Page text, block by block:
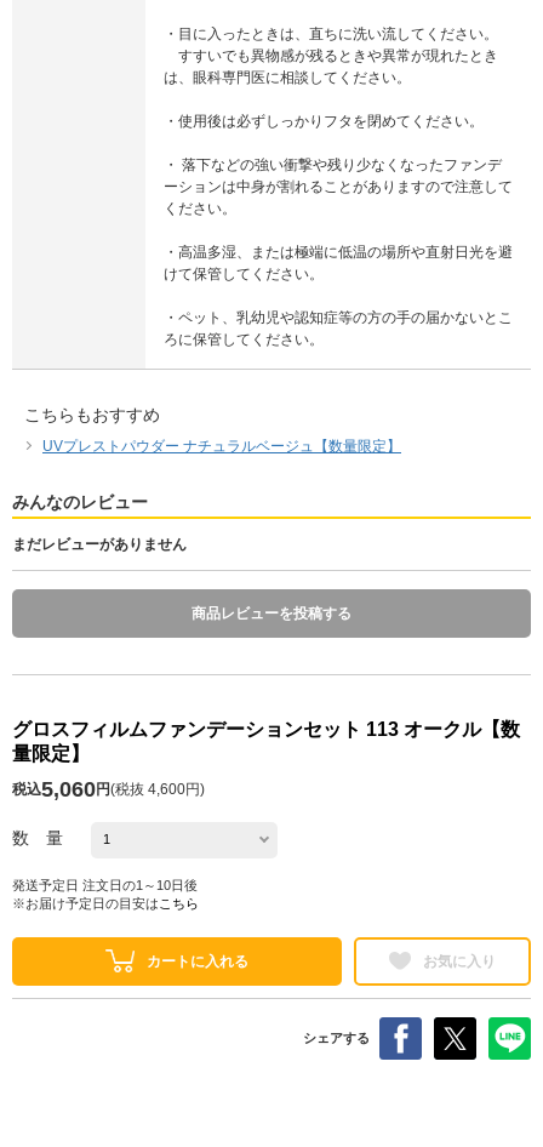
・目に入ったときは、直ちに洗い流してください。
すすいでも異物感が残るときや異常が現れたとき
は、眼科専門医に相談してください。
・使用後は必ずしっかりフタを閉めてください。
・ 落下などの強い衝撃や残り少なくなったファンデ
ーションは中身が割れることがありますので注意して
ください。
・高温多湿、または極端に低温の場所や直射日光を避
けて保管してください。
・ペット、乳幼児や認知症等の方の手の届かないとこ
ろに保管してください。
こちらもおすすめ
UVプレストパウダー ナチュラルベージュ【数量限定】
みんなのレビュー
まだレビューがありません
商品レビューを投稿する
グロスフィルムファンデーションセット 113 オークル【数
量限定】
税込5,060円(税抜 4,600円)
数 量
発送予定日 注文日の1～10日後
※お届け予定日の目安は こちら
カートに入れる お気に入り
シェアする